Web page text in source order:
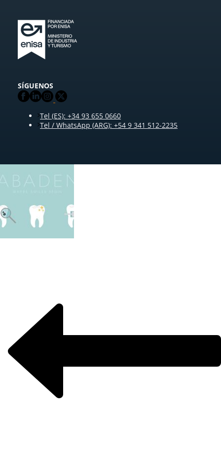
SÍGUENOS
Tel (ES): +34 93 655 0660
Tel / WhatsApp (ARG): +54 9 341 512-2235